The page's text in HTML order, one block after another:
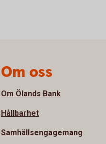
Om oss
Om Ölands Bank
Hållbarhet
Samhällsengagemang